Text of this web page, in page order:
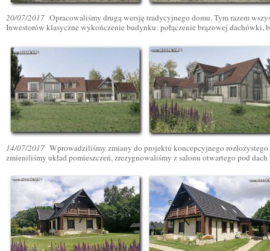
20/07/2017 Opracowaliśmy drugą wersję tradycyjnego domu. Tym razem
Inwestorów klasyczne wykończenie budynku: połączenie brązowej
14/07/2017 Wprowadziliśmy zmiany do projektu koncepcyjnego
zmieniliśmy układ pomieszczeń, zrezygnowaliśmy z salonu otwartego pod